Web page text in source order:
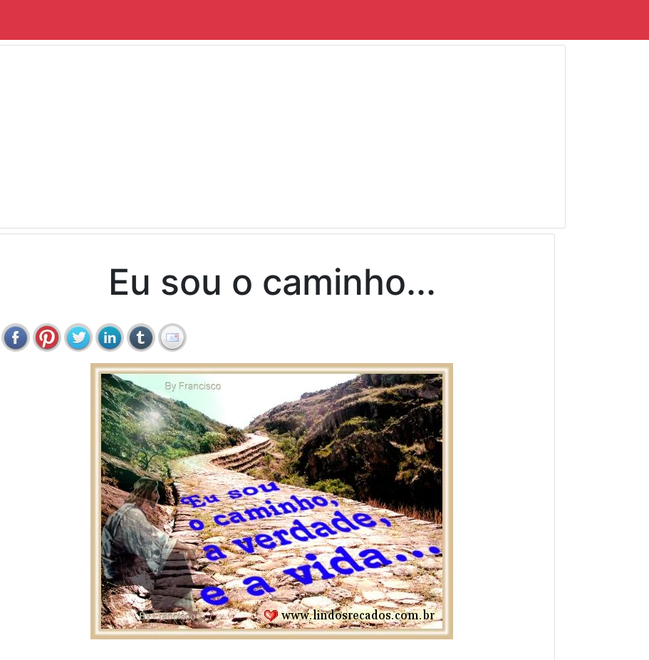
Eu sou o caminho...